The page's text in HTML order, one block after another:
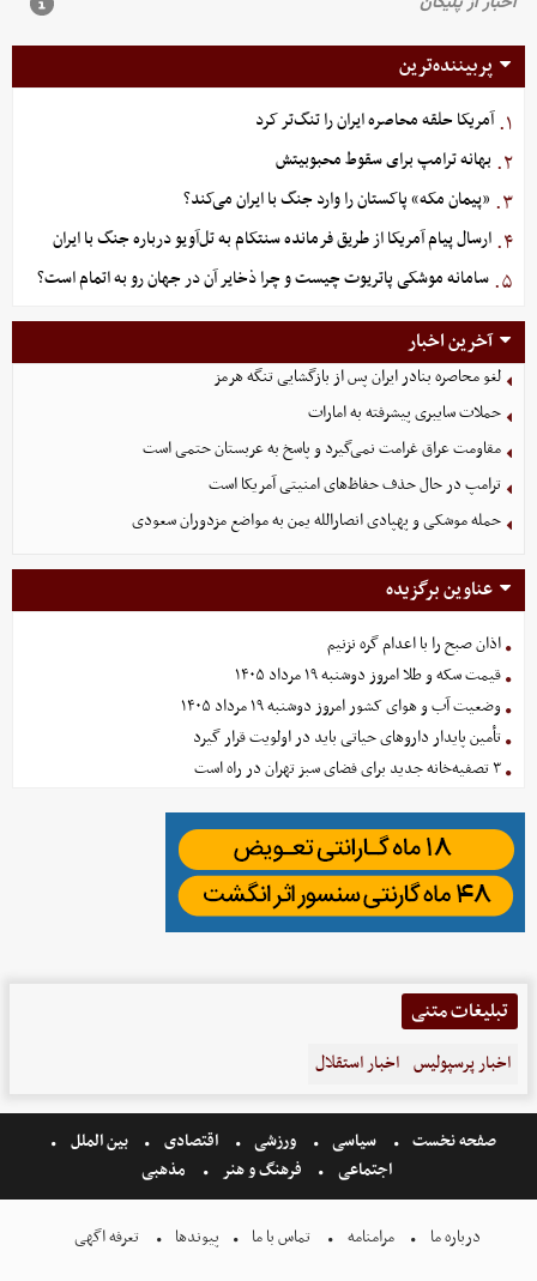
پربیننده‌ترین
۱. آمریکا حلقه محاصره ایران را تنگ‌تر کرد
۲. بهانه ترامپ برای سقوط محبوبیتش
۳. «پیمان مکه» پاکستان را وارد جنگ با ایران می‌کند؟
۴. ارسال پیام آمریکا از طریق فرمانده سنتکام به تل‌آویو درباره جنگ با ایران
۵. سامانه موشکی پاتریوت چیست و چرا ذخایر آن در جهان رو به اتمام است؟
آخرین اخبار
لغو محاصره بنادر ایران پس از بازگشایی تنگه هرمز
حملات سایبری پیشرفته به امارات
مقاومت عراق غرامت نمی‌گیرد و پاسخ به عربستان حتمی است
ترامپ در حال حذف حفاظ‌های امنیتی آمریکا است
حمله موشکی و پهپادی انصارالله یمن به مواضع مزدوران سعودی
عناوین برگزیده
اذان صبح را با اعدام گره نزنیم
قیمت سکه و طلا امروز دوشنبه ۱۹ مرداد ۱۴۰۵
وضعیت آب و هوای کشور امروز دوشنبه ۱۹ مرداد ۱۴۰۵
تأمین پایدار داروهای حیاتی باید در اولویت قرار گیرد
۳ تصفیه‌خانه جدید برای فضای سبز تهران در راه است
تبلیغات متنی
اخبار پرسپولیس اخبار استقلال
صفحه نخست سیاسی ورزشی اقتصادی
بین الملل
اجتماعی
فرهنگ و هنر مذهبی
درباره ما مرامنامه تماس با ما پیوندها تعرفه اگهی